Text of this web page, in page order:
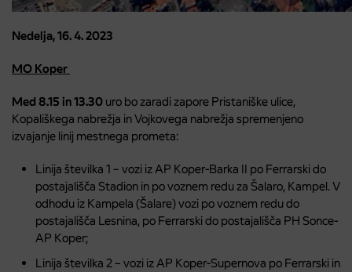
Nedelja, 16. 4. 2023
MO Koper
Med 8.15 in 13.30 uro bo zaradi zapore Pristaniške ulice,
Kopališkega nabrežja in Vojkovega nabrežja spremenjeno
izvajanje linij mestnega prometa:
Linija številka 1 – vozi iz AP Koper-Barka II po Ferrarski do
postajališča Stadion in po voznem redu za Šalaro, Kampel. V
odhodu iz Kampela (Šalare) vozi po voznem redu do
postajališča Lesnina, po Ferrarski do postajališča PH Sonce-
AP Koper;
Linija številka 2 – vozi iz AP Koper-Supernova po Ferrarski in